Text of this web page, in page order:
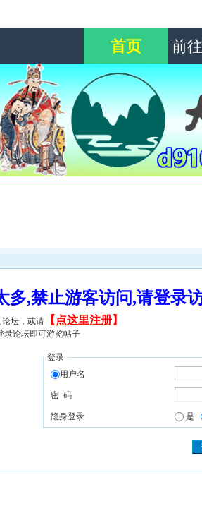
首页 前
多,禁止游客访问,请登
坛，或请 【 点这里注册】
录论坛即可游览帖子
登录
用户名
密 码
隐身登录 是